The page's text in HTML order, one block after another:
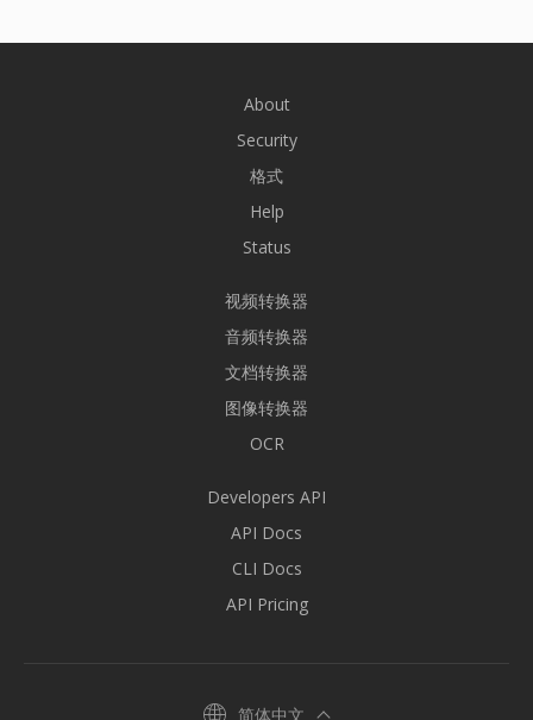
About
Security
格式
Help
Status
视频转换器
音频转换器
文档转换器
图像转换器
OCR
Developers API
API Docs
CLI Docs
API Pricing
简体中文